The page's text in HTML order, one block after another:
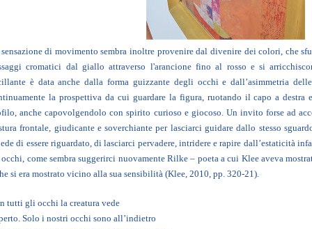
di movimento sembra inoltre provenire dal divenire dei colori, che
cromatici dal giallo attraverso l'arancione fino al rosso e si
è data anche dalla forma guizzante degli occhi e dall’asimmetria
la prospettiva da cui guardare la figura, ruotando il capo a destra
anche capovolgendolo con spirito curioso e giocoso. Un invito forse ad
frontale, giudicante e soverchiante per lasciarci guidare dallo stesso
di essere riguardato, di lasciarci pervadere, intridere e rapire dall’estaticità
come sembra suggerirci nuovamente Rilke – poeta a cui Klee aveva
si era mostrato vicino alla sua sensibilità (Klee, 2010, pp. 320-21).
tutti gli occhi la creatura vede
Solo i nostri occhi sono all’indietro